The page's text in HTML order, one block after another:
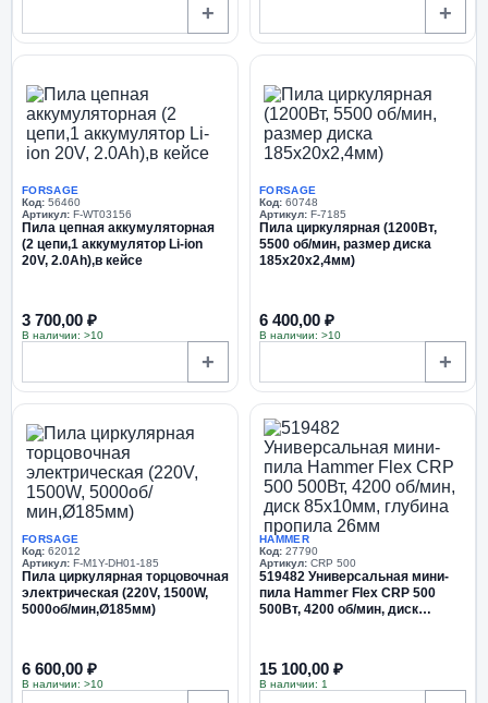
+ +
FORSAGE
Код: 56460
Артикул: F-WT03156
Пила цепная аккумуляторная
(2 цепи,1 аккумулятор Li-ion
20V, 2.0Ah),в кейсе
3 700,00 ₽
В наличии: >10
+
FORSAGE
Код: 60748
Артикул: F-7185
Пила циркулярная (1200Вт,
5500 об/мин, размер диска
185х20х2,4мм)
6 400,00 ₽
В наличии: >10
+
FORSAGE
Код: 62012
Артикул: F-M1Y-DH01-185
Пила циркулярная торцовочная
электрическая (220V, 1500W,
5000об/мин,Ø185мм)
6 600,00 ₽
В наличии: >10
HAMMER
Код: 27790
Артикул: CRP 500
519482 Универсальная мини-
пила Hammer Flex CRP 500
500Вт, 4200 об/мин, диск
15 100,00 ₽
В наличии: 1